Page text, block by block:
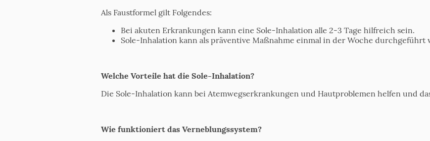
Als Faustformel gilt Folgendes:
Bei akuten Erkrankungen kann eine Sole-Inhalation alle 2-3 Tage hilfreich sein.
Sole-Inhalation kann als präventive Maßnahme einmal in der Woche durchgeführt
Welche Vorteile hat die Sole-Inhalation?
Die Sole-Inhalation kann bei Atemwegserkrankungen und Hautproblemen helfen und
Wie funktioniert das Verneblungssystem?